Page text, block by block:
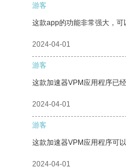
游客
这款app的功能非常强大，可
2024-04-01
游客
这款加速器VPM应用程序已
2024-04-01
游客
这款加速器VPM应用程序可
2024-04-01